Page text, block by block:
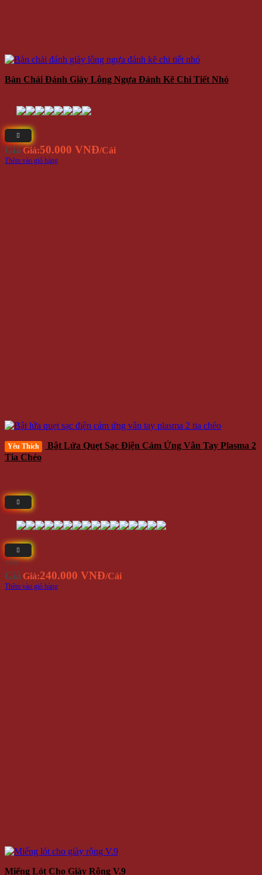
Bàn Chải Đánh Giày Lông Ngựa Đánh Kẽ Chi Tiết Nhỏ
Giá Giá:50.000 VNĐ/Cái
Thêm vào giỏ hàng
Yêu Thích
Bật Lửa Quẹt Sạc Điện Cảm Ứng Vân Tay Plasma 2
Tia Chéo
⭐(5)
Giá Giá:240.000 VNĐ/Cái
Thêm vào giỏ hàng
Miếng Lót Cho Giày Rộng V.9